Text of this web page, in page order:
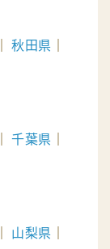
秋田県
千葉県
山梨県